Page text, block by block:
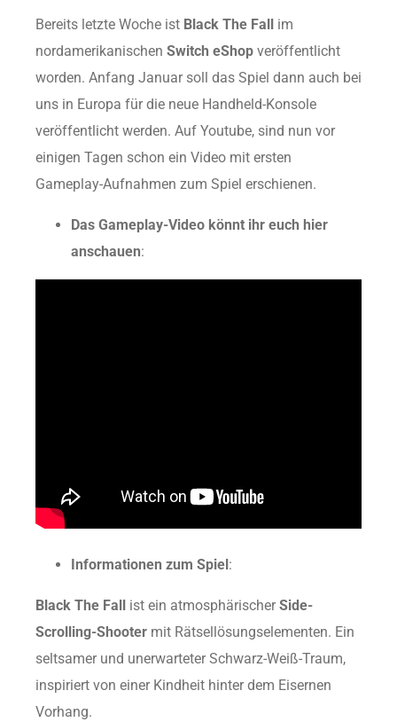
Bereits letzte Woche ist Black The Fall
im
nordamerikanischen Switch eShop veröffentlicht
worden. Anfang Januar soll das Spiel dann auch bei
uns in Europa für die neue Handheld-Konsole
veröffentlicht werden. Auf Youtube, sind nun vor
einigen Tagen schon ein Video mit ersten
Gameplay-Aufnahmen zum Spiel erschienen.
Das Gameplay-Video könnt ihr euch hier
anschauen:
Informationen zum Spiel :
Black The Fall ist ein atmosphärischerSide-
Scrolling-Shooter mit Rätsellösungselementen. Ein
seltsamer und unerwarteter Schwarz-Weiß-Traum,
inspiriert von einer Kindheit hinter dem Eisernen
Vorhang.